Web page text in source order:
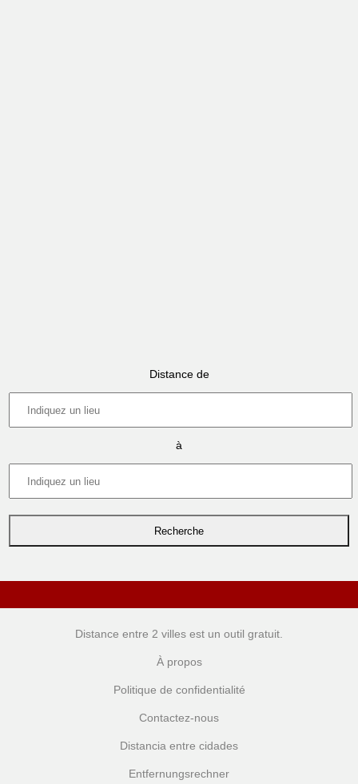
Distance de
à
Distance entre 2 villes est un outil gratuit.
À propos
Politique de confidentialité
Contactez-nous
Distancia entre cidades
Entfernungsrechner